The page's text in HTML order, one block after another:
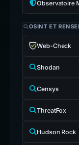
Observatoire
OSINT ET
Web-Check
Shodan
Censys
ThreatFox
Hudson Rock